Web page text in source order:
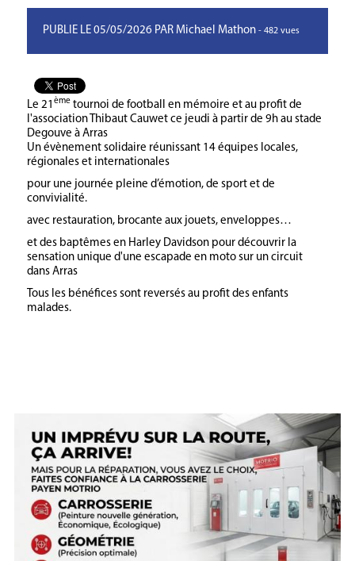
PUBLIE LE 05/05/2026 PAR Michael Mathon - 482 vues
Le 21ème tournoi de football en mémoire et au profit de
l'association Thibaut Cauwet ce jeudi à partir de 9h au stade
Degouve à Arras
Un évènement solidaire réunissant 14 équipes locales,
régionales et internationales
pour une journée pleine d’émotion, de sport et de
convivialité.
avec restauration, brocante aux jouets, enveloppes…
et des baptêmes en Harley Davidson pour découvrir la
sensation unique d'une escapade en moto sur un circuit
dans Arras
Tous les bénéfices sont reversés au profit des enfants
malades.